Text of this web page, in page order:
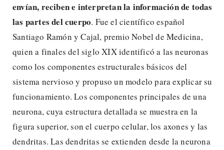
envían, reciben e interpretan la información de todas
las partes del cuerpo. Fue el científico español
Santiago Ramón y Cajal, premio Nobel de Medicina,
quien a finales del siglo XIX identificó a las neuronas
como los componentes estructurales básicos del
sistema nervioso y propuso un modelo para explicar su
funcionamiento. Los componentes principales de una
neurona, cuya estructura detallada se muestra en la
figura superior, son el cuerpo celular, los axones y las
dendritas. Las dendritas se extienden desde la neurona